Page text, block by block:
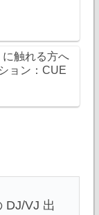
に触れる方へ
ョン：CUE
DJ/VJ 出